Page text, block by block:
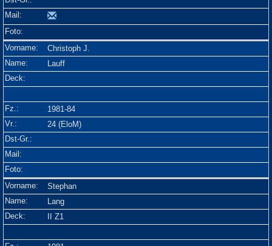
Christoph J.
Lauff
1981-84
24 (EloM)
Stephan
Lang
II Z1